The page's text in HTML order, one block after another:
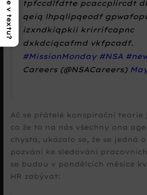
tpfccdlfdtte pcaccplircdt
qeiq lhpqlipqeodf
izxndkiqpkii krirrifcapnc
dxkdciqcafmd vkfpcadf.
#MissionMonday #NSA
Careers (@NSACareers)
Ač se přátelé konspirační teorie
co že to na nás všechny ona
chystá, ukázalo se, že se jedná
pozvání ke sledování
se budou v pondělcích měsíce
HR zabývat: